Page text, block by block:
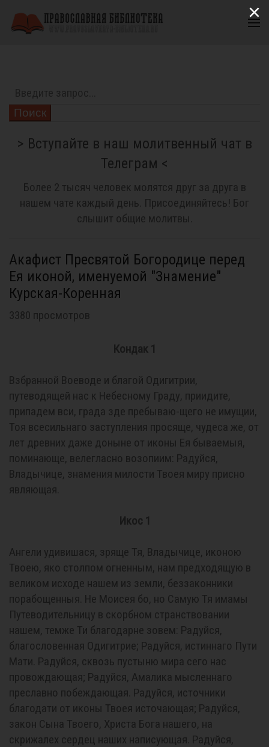
Поиск
> Вступайте в наш молитвенный чат в
Телеграм <
Более 2 тысяч человек молятся друг за друга в
нашем чате каждый день. Присоединяйтесь! Бог
слышит общие молитвы.
Акафист Пресвятой Богородице перед
Ея иконой, именуемой "Знамение"
Курская-Коренная
3380 просмотров
Кондак 1
Взбранной Воеводе и благой Одигитрии,
путеводящей нас к Небесному Граду, приидите,
припадем вси, града зде пребываю-щего не имущии,
Тоя всесильнаго заступления просяще, чудеса же, от
лет древних даже доныне от иконы Ея бываемыя,
поминающе, велегласно возопиим: Радуйся,
Владычице, знамения милости Твоея миру присно
являющая.
Икос 1
Ангели удивишася, зряще Тя, Владычице, иконою
Твоею, яко столпом огненным, нам предходящую в
великом исходе нашем из земли, беззаконники
порабощенныя. Не Моисея бо, но Самую Тя имамы
Путеводительницу в скорбном странствовании
нашем, темже Ти благодарне зовем: Радуйся,
благословенная Одигитрие; Радуйся, истиннаго Пути
Мати. Радуйся, сквозь пустыню мира сего нас
провождающая; Радуйся, Амалика мысленнаго
преславно побеждающая. Радуйся, источники
благодати от иконы Твоея источающая; Радуйся,
закон Сына Твоего, Христа Бога нашего, на
скрижалех сердец наших написующая. Радуйся,
×